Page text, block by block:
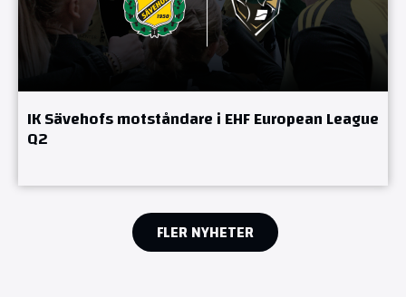
IK Sävehofs motståndare i EHF European League
Q2
FLER NYHETER